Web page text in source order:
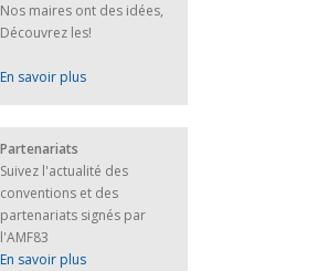
Nos maires ont des idées,
Découvrez les!
En savoir plus
Partenariats
Suivez l'actualité des
conventions et des
partenariats signés par
l'AMF83
En savoir plus